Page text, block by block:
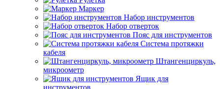
Маркер
Набор инструментов
Набор отверток
Пояс для инструментов
Система протяжки
кабеля
Штангенциркуль,
микроометр
Ящик для
инструментов